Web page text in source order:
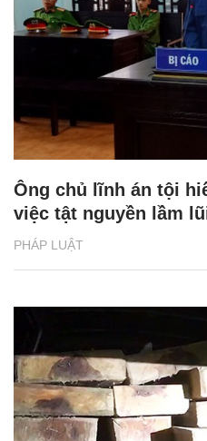
PHÁP LUẬT
Ông chủ lĩnh án tội
việc tật nguyền lầm